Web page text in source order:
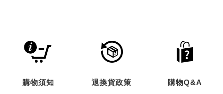
購物須知 退換貨政策 購物Q&A